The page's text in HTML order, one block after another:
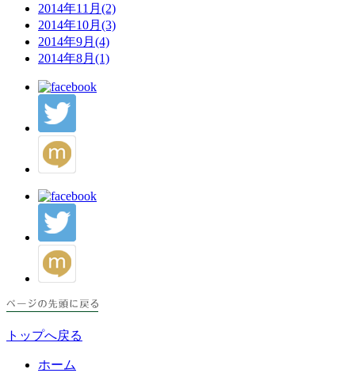
2014年11月(2)
2014年10月(3)
2014年9月(4)
2014年8月(1)
トップへ戻る
ホーム